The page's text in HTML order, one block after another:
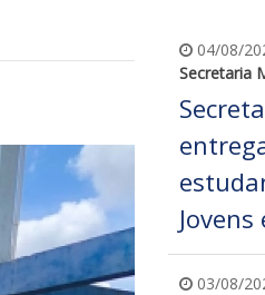
04/08/
Secretaria
03/08/